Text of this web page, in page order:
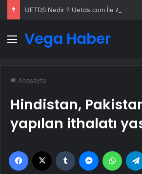
Menü
Vega Haber
Anasayfa
Hindistan,
yapılan ithalatı
Facebook Tumblr Messenger